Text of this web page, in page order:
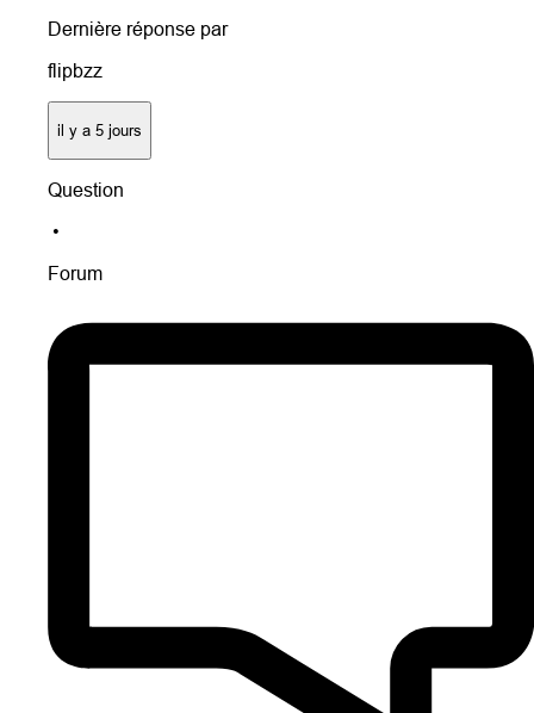
Dernière réponse par
flipbzz
il y a 5 jours
Question
•
Forum